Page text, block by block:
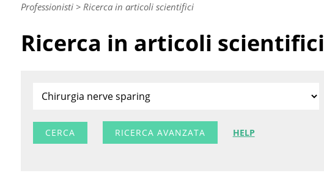
Professionisti> Ricerca in articoli scientifici
Ricerca in articoli scientifici
RICERCA AVANZATA HELP